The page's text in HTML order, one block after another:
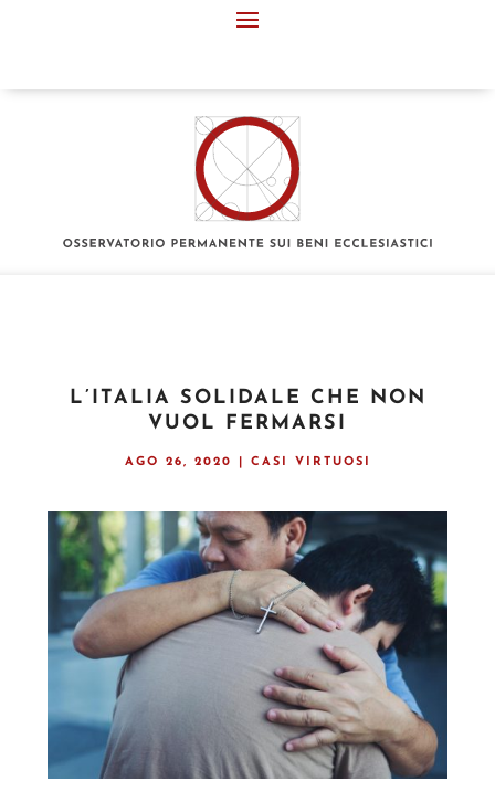
L’ITALIA SOLIDALE CHE NON
VUOL FERMARSI
AGO 26, 2020 CASI VIRTUOSI